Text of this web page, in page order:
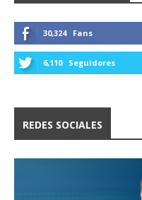
30,324 Fans
6,110 Seguidores
REDES SOCIALES